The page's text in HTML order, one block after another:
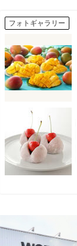
フォトギャラリー